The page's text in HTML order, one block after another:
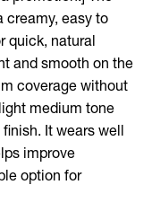
creamy, easy to
quick, natural
and smooth on the
coverage without
medium tone
It wears well
improve
option for